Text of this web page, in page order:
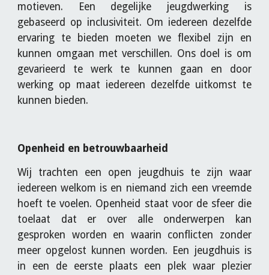
motieven. Een degelijke jeugdwerking is
gebaseerd op inclusiviteit. Om iedereen dezelfde
ervaring te bieden moeten we flexibel zijn en
kunnen omgaan met verschillen. Ons doel is om
gevarieerd te werk te kunnen gaan en door
werking op maat iedereen dezelfde uitkomst te
kunnen bieden.
Openheid en betrouwbaarheid
Wij trachten een open jeugdhuis te zijn waar
iedereen welkom is en niemand zich een vreemde
hoeft te voelen. Openheid staat voor de sfeer die
toelaat dat er over alle onderwerpen kan
gesproken worden en waarin conflicten zonder
meer opgelost kunnen worden. Een jeugdhuis is
in een de eerste plaats een plek waar plezier